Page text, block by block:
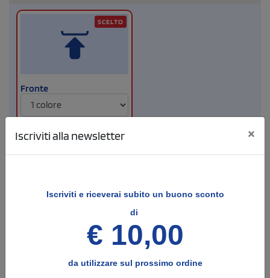
Fronte
Dimensione di stampa
SCELTO
Opzioni e note per la stampa Info
COLORE DI STAMPA - EVENTUALE TESTO DA
Iscriviti alla newsletter ×
Iscriviti e riceverai subito un buono sconto
di
€ 10,00
da utilizzare sul prossimo ordine